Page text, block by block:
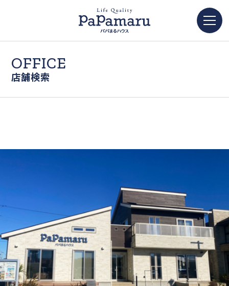
OFFICE
店舗検索